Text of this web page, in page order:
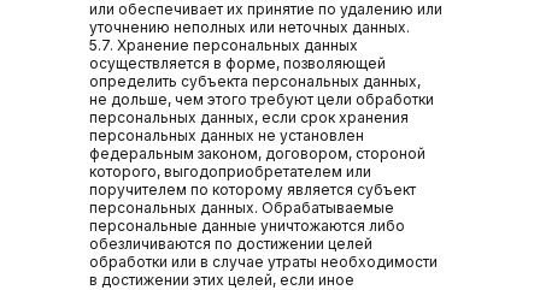
или обеспечивает их принятие по удалению или
уточнению неполных или неточных данных.
5.7. Хранение персональных данных
осуществляется в форме, позволяющей
определить субъекта персональных данных,
не дольше, чем этого требуют цели обработки
персональных данных, если срок хранения
персональных данных не установлен
федеральным законом, договором, стороной
которого, выгодоприобретателем или
поручителем по которому является субъект
персональных данных. Обрабатываемые
персональные данные уничтожаются либо
обезличиваются по достижении целей
обработки или в случае утраты необходимости
в достижении этих целей, если иное